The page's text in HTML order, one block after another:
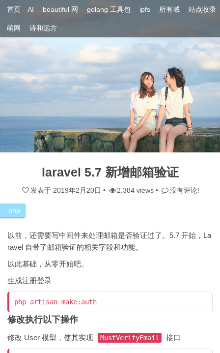
首页 AI beautiful 网 golang 工具包 ipfs 所有域 站点收录
萌网 诗和远方
laravel 5.7 新增邮箱验证
发表于 2019年2月20日 • 2,384 views • 没有评论!
php
以前，还需要写中间件来处理邮箱是否验证过了。5.7 开始，La
ravel 自带了邮箱验证的相关字段和功能。
以此基础，从零开始吧。
生成注册登录
修改执行以下操作
修改 User 模型，使其实现 MustVerifyEmail 接口